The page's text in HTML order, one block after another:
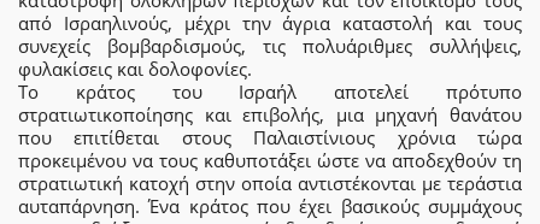
από Ισραηλινούς, μέχρι την άγρια καταστολή και τους
συνεχείς βομβαρδισμούς, τις πολυάριθμες συλλήψεις,
φυλακίσεις και δολοφονίες.
Το κράτος του Ισραήλ αποτελεί πρότυπο
στρατιωτικοποίησης και επιβολής, μια μηχανή θανάτου
που επιτίθεται στους Παλαιστίνιους χρόνια τώρα
προκειμένου να τους καθυποτάξει ώστε να αποδεχθούν τη
στρατιωτική κατοχή στην οποία αντιστέκονται με τεράστια
αυταπάρνηση. Ένα κράτος που έχει βασικούς συμμάχους